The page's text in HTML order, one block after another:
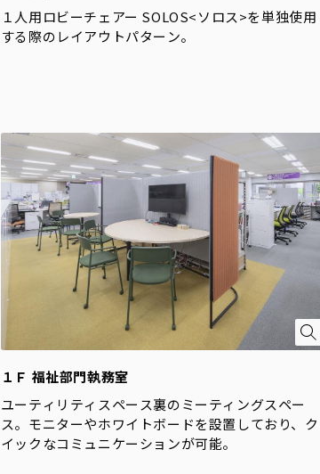
１人用ロビーチェアー SOLOS<ソロス>を単独使用
する際のレイアウトパターン。
１Ｆ 福祉部門執務室
ユーティリティスペース裏のミーティングスペー
ス。モニターやホワイトボードを設置しており、ク
イックなコミュニケーションが可能。